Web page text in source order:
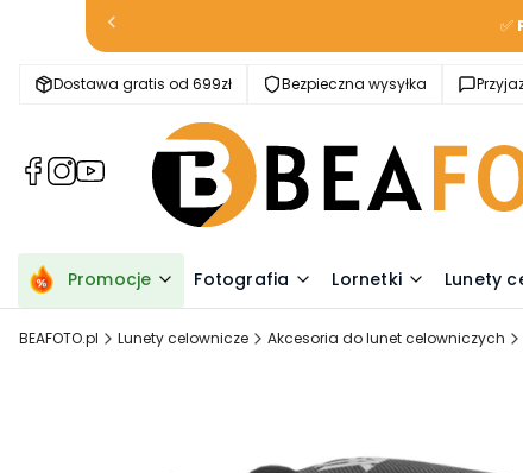
✅
Dostawa gratis od 699zł Bezpieczna wysyłka
(Otwiera
karcie)
(Otwiera
karcie)
(Otwiera
karcie)
Promocje Fotografia Lornetki Lunety
BEAFOTO.pl Lunety celownicze Akcesoria do lunet celowniczych